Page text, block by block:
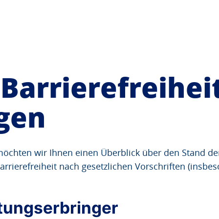
wir Ihnen einen Überblick über den Stand
nach gesetzlichen Vorschriften